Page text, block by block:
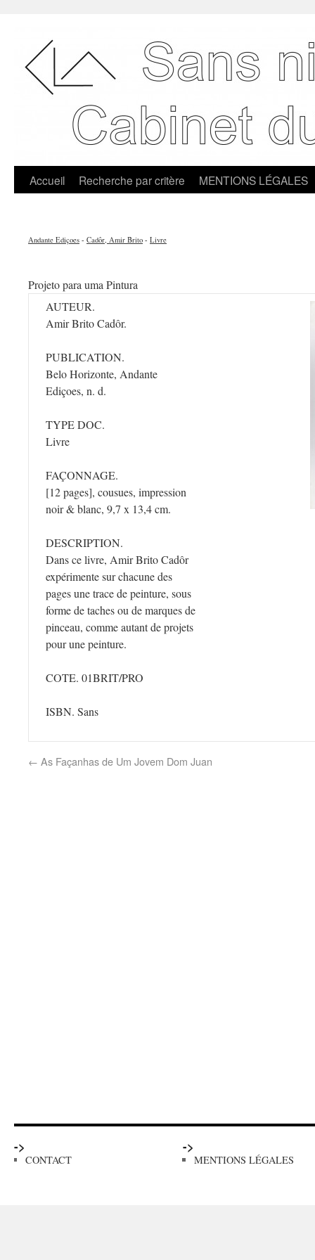
Accueil Recherche par critère MENTIONS LÉGALES
Andante Ediçoes - Cadôr, Amir Brito - Livre
Projeto para uma Pintura
AUTEUR.
Amir Brito Cadôr.
PUBLICATION.
Belo Horizonte, Andante
Ediçoes, n. d.
TYPE DOC.
Livre
FAÇONNAGE.
[12 pages], cousues, impression
noir & blanc, 9,7 x 13,4 cm.
DESCRIPTION.
Dans ce livre, Amir Brito Cadôr
expérimente sur chacune des
pages une trace de peinture, sous
forme de taches ou de marques de
pinceau, comme autant de projets
pour une peinture.
COTE. 01BRIT/PRO
ISBN. Sans
← As Façanhas de Um Jovem Dom Juan
->
CONTACT
->
MENTIONS LÉGALES